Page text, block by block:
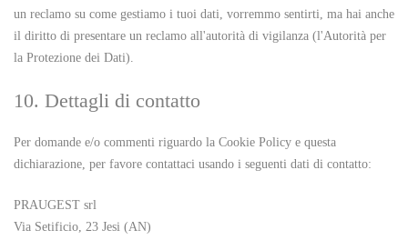
un reclamo su come gestiamo i tuoi dati, vorremmo sentirti, ma hai anche
il diritto di presentare un reclamo all'autorità di vigilanza (l'Autorità per
la Protezione dei Dati).
10. Dettagli di contatto
Per domande e/o commenti riguardo la Cookie Policy e questa
dichiarazione, per favore contattaci usando i seguenti dati di contatto:
PRAUGEST srl
Via Setificio, 23 Jesi (AN)